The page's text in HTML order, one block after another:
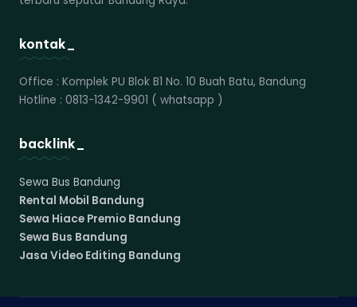
kontak_
Office : Komplek PU Blok B1 No. 10 Buah Batu, Bandung
Hotline : 0813-1342-9901 ( whatsapp )
backlink_
Sewa Bus Bandung
Rental Mobil Bandung
Sewa Hiace Premio Bandung
Sewa Bus Bandung
Jasa Video Editing Bandung